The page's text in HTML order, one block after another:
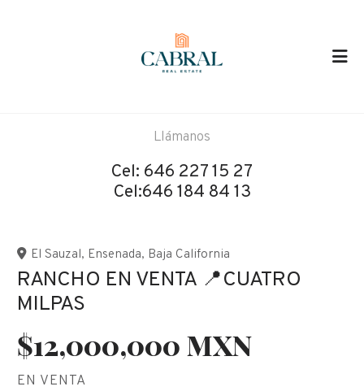
Llámanos
Cel: 646 227 15 27
Cel:646 184 84 13
RANCHO EN VENTA 📍CUATRO
MILPAS
El Sauzal, Ensenada, Baja California
$12,000,000 MXN
EN VENTA